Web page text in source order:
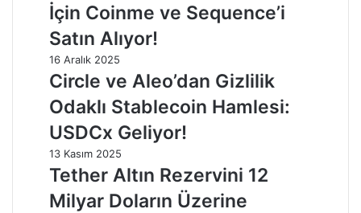
İçin Coinme ve Sequence’i
Satın Alıyor!
16 Aralık 2025
Circle ve Aleo’dan Gizlilik
Odaklı Stablecoin Hamlesi:
USDCx Geliyor!
13 Kasım 2025
Tether Altın Rezervini 12
Milyar Doların Üzerine